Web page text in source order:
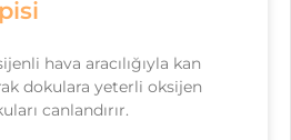
hava aracılığıyla kan
dokulara yeterli oksijen
canlandırır.